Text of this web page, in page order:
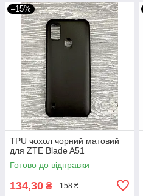
–15%
TPU чохол чорний матовий
для ZTE Blade A51
Готово до відправки
134,30 ₴ 158 ₴